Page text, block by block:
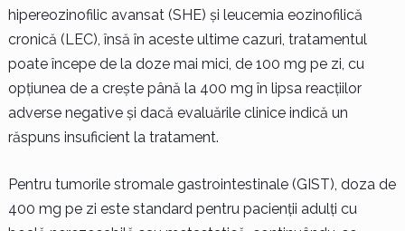
hipereozinofilic avansat (SHE) și leucemia eozinofilică
cronică (LEC), însă în aceste ultime cazuri, tratamentul
poate începe de la doze mai mici, de 100 mg pe zi, cu
opțiunea de a crește până la 400 mg în lipsa reacțiilor
adverse negative și dacă evaluările clinice indică un
răspuns insuficient la tratament.
Pentru tumorile stromale gastrointestinale (GIST), doza de
400 mg pe zi este standard pentru pacienții adulți cu